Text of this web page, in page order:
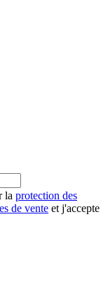
la protection des
de vente et j'accepte